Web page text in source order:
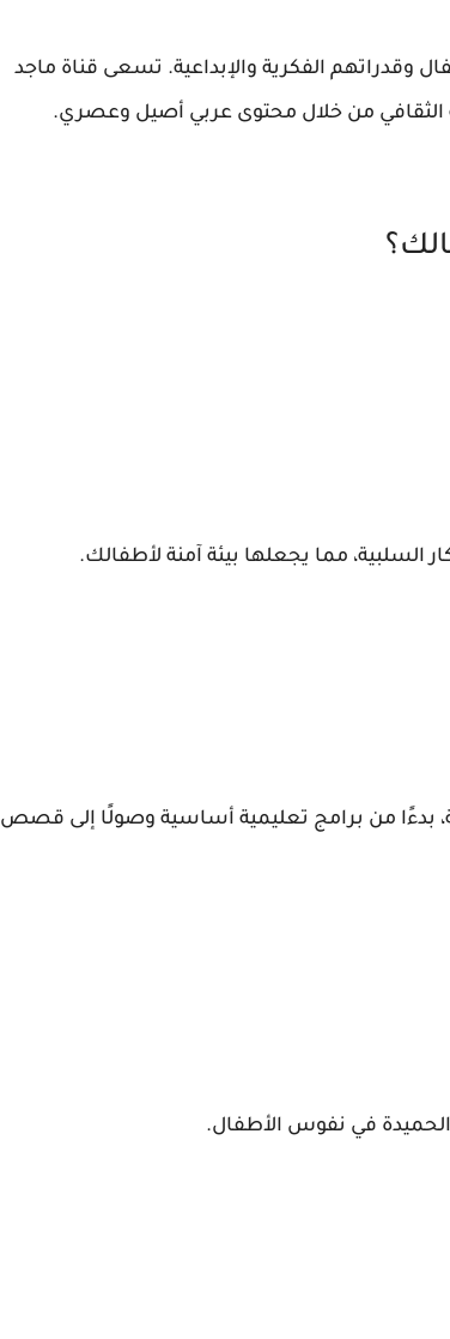
وقدراتهم الفكرية والإبداعية. تسعى قناة ماجد
الثقافي من خلال محتوى عربي أصيل وعصري.
مما يجعلها بيئة آمنة لأطفالك.
بدءًا من برامج تعليمية أساسية وصولًا إلى قصص
الحميدة في نفوس الأطفال.